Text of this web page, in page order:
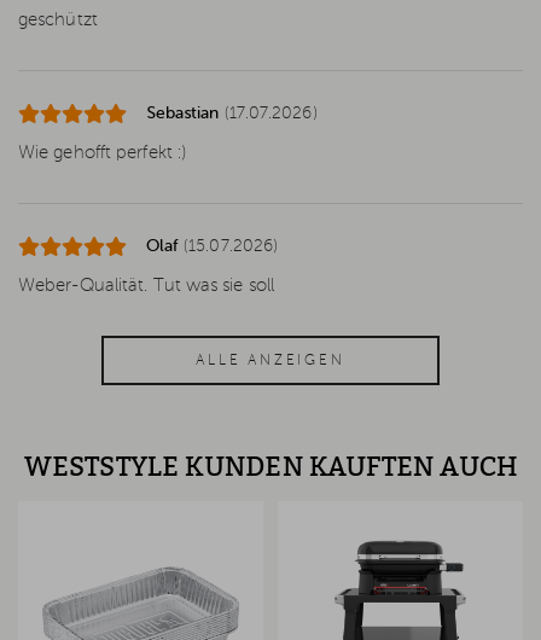
geschützt
Sebastian (17.07.2026)
Wie gehofft perfekt :)
Olaf (15.07.2026)
Weber-Qualität. Tut was sie soll
ALLE ANZEIGEN
WESTSTYLE KUNDEN KAUFTEN AUCH